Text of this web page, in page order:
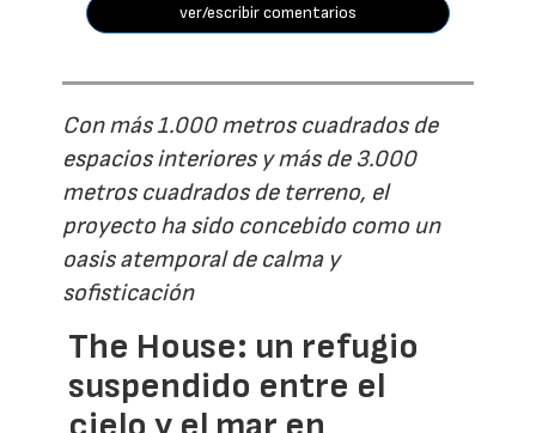
ver/escribir comentarios
Con más 1.000 metros cuadrados de
espacios interiores y más de 3.000
metros cuadrados de terreno, el
proyecto ha sido concebido como un
oasis atemporal de calma y
sofisticación
The House: un refugio
suspendido entre el